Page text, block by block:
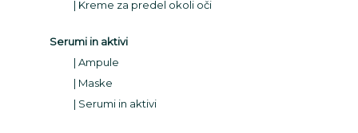
Kreme za predel okoli oči
Serumi in aktivi
Ampule
Maske
Serumi in aktivi